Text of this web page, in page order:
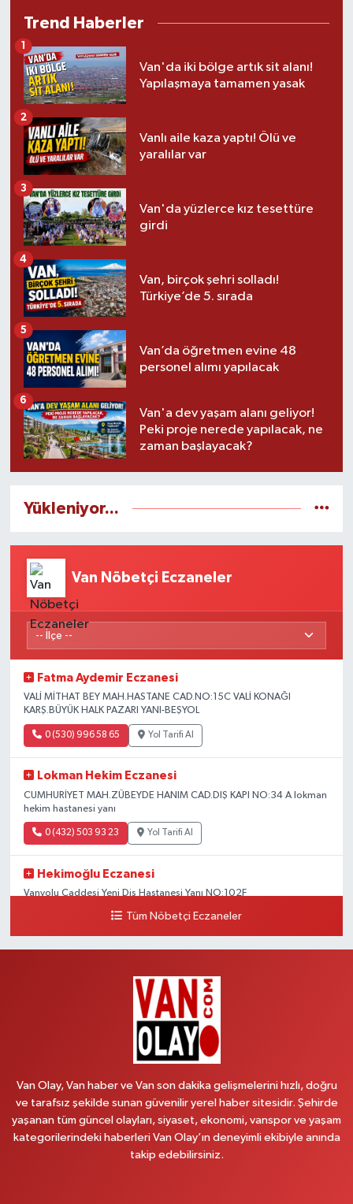
Trend Haberler
Van'da iki bölge artık sit alanı!
Yapılaşmaya tamamen yasak
1
Vanlı aile kaza yaptı! Ölü ve
yaralılar var
2
Van'da yüzlerce kız tesettüre
girdi
3
Van, birçok şehri solladı!
Türkiye’de 5. sırada
4
Van’da öğretmen evine 48
personel alımı yapılacak
5
Van'a dev yaşam alanı geliyor!
Peki proje nerede yapılacak, ne
zaman başlayacak?
6
Yükleniyor...
Van Nöbetçi Eczaneler
Fatma Aydemir Eczanesi
VALİ MİTHAT BEY MAH.HASTANE CAD.NO:15C VALİ KONAĞI
KARŞ.BÜYÜK HALK PAZARI YANI-BEŞYOL
0 (530) 996 58 65 Yol Tarifi Al
Lokman Hekim Eczanesi
CUMHURİYET MAH.ZÜBEYDE HANIM CAD.DIŞ KAPI NO:34 A lokman
hekim hastanesi yanı
0 (432) 503 93 23 Yol Tarifi Al
Hekimoğlu Eczanesi
Vanyolu Caddesi Yeni Diş Hastanesi Yanı NO:102F
0 (541) 147 65 65 Yol Tarifi Al
CUMHURİYET MAH.KONAK SK.NO:6
Yol Tarifi Al
HATUNİYE MAHALLESİ ASMİN SOKAK NO:3 A ÖZEL AKDAMAR
0 (432) 217 11 10 Yol Tarifi Al
Akdağ Eczanesi
SÜPHAN MAH.İPEKYOLU CAD.NO:283G BAHÇEŞEHİR KOLEJİ KARŞISI-
Tüm Nöbetçi Eczaneler
Van Olay, Van haber ve Van son dakika gelişmelerini hızlı, doğru
ve tarafsız şekilde sunan güvenilir yerel haber sitesidir. Şehirde
yaşanan tüm güncel olayları, siyaset, ekonomi, vanspor ve yaşam
kategorilerindeki haberleri Van Olay’ın deneyimli ekibiyle anında
takip edebilirsiniz.